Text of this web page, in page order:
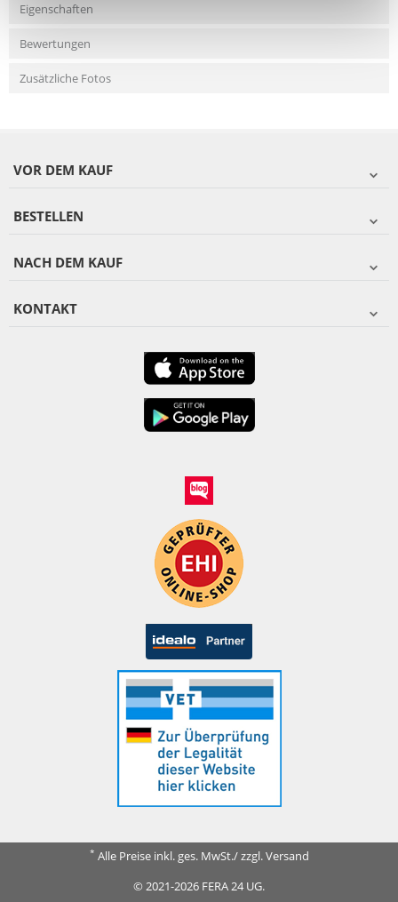
Eigenschaften
Bewertungen
Zusätzliche Fotos
VOR DEM KAUF
BESTELLEN
NACH DEM KAUF
KONTAKT
* Alle Preise inkl. ges. MwSt./ zzgl. Versand
© 2021-2026 FERA 24 UG.